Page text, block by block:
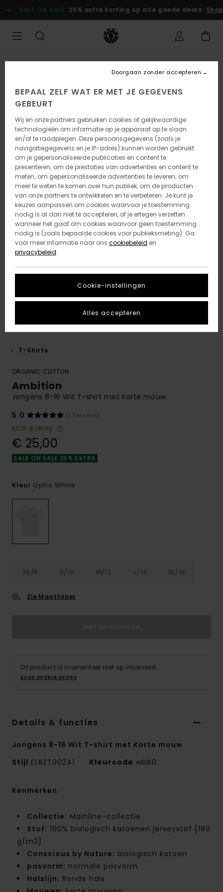
naar
Productinformatie
SALE ON SALE 25% extra korting op alle goede deals
T-Shirts
ORGANIC COTTON
Ambition
Jongens 8-16 Wit T-shirt met Korte mouw
5.0
(1 Reviews)
ECO-BONUS
€ 25,00
SALE ON SALE 25% EXTRA
Kleur Optic White
XS/8 S/10 M/12 L/14 XL/16
Zie Maattabel
Dit product is momenteel niet op voorraad.
Koop andere opties
Details & functies
Jongens 8-16 Wit T-shirt met Korte mouw
Stijl ELBZT00241 Kleurcode wbb0
Kenmerken
Collectie: Mainline-collectie
Stof: 100% biologisch katoenen jerseystof [180
g/m2]
Conscious by Nature: biologisch katoen
pasvorm: normale pasvorm
Halslijn: Ronde hals
BEPAAL ZELF WAT ER MET JE GEGEVENS
GEBEURT
Wij en onze partners gebruiken cookies of gelijkwaardige
technologieën om informatie op je apparaat op te slaan
en/of te raadplegen. Deze persoonsgegevens (zoals je
navigatiegegevens en je IP-adres) kunnen worden gebruikt
om je gepersonaliseerde publicaties en content te
presenteren; om de prestaties van advertenties en content te
meten; om gepersonaliseerde advertenties te leveren; om
meer te weten te komen over hun publiek; om de producten
van onze partners te ontwikkelen en te verbeteren. Je kunt je
keuzes aanpassen om cookies waarvoor je toestemming
nodig is al dan niet te accepteren, of je ertegen verzetten
wanneer het gaat om cookies waarvoor geen toestemming
nodig is (zoals bepaalde cookies voor publieksmeting). Ga
voor meer informatie naar ons cookiebeleid en
privacybeleid
Cookie-instellingen
Doorgaan zonder accepteren
Alles accepteren